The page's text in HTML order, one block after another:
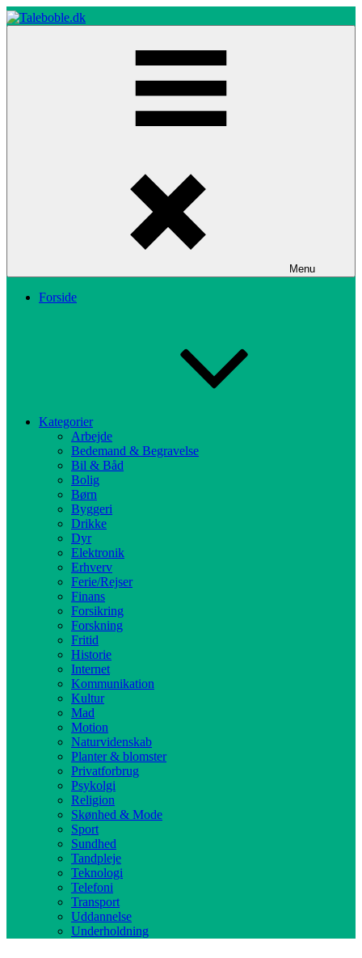
Skip
to
Menu
Forside
Kategorier
Arbejde
Bedemand & Begravelse
Bil & Båd
Bolig
Børn
Byggeri
Drikke
Dyr
Elektronik
Erhverv
Ferie/Rejser
Finans
Forsikring
Forskning
Fritid
Historie
Internet
Kommunikation
Kultur
Mad
Motion
Naturvidenskab
Planter & blomster
Privatforbrug
Psykolgi
Religion
Skønhed & Mode
Sport
Sundhed
Tandpleje
Teknologi
Telefoni
Transport
Uddannelse
Underholdning